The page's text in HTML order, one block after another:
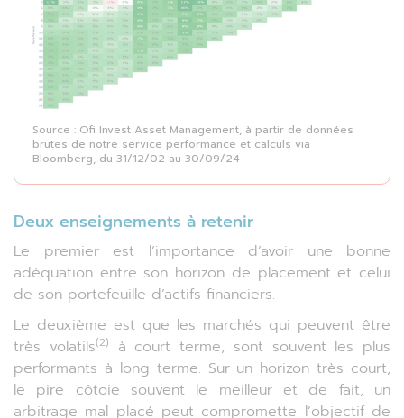
Source : Ofi Invest Asset Management, à partir de données
brutes de notre service performance et calculs via
Bloomberg, du 31/12/02 au 30/09/24
Deux enseignements à retenir
Le premier est l’importance d’avoir une bonne
adéquation entre son horizon de placement et celui
de son portefeuille d’actifs financiers.
Le deuxième est que les marchés qui peuvent être
très volatils(2)
à court terme, sont souvent les plus
performants à long terme. Sur un horizon très court,
le pire côtoie souvent le meilleur et de fait, un
arbitrage mal placé peut compromette l’objectif de